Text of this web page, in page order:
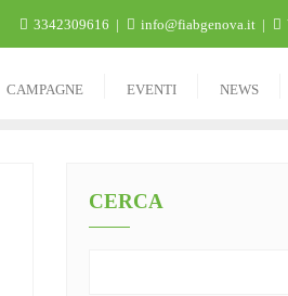
3342309616 info@fiabgenova.it
CAMPAGNE EVENTI NEWS
CERCA